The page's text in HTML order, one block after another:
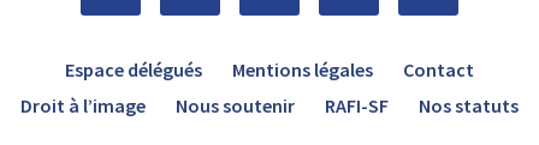
Espace délégués Mentions légales
Contact
Droit à l’image
Nous soutenir RAFI-SF Nos statuts